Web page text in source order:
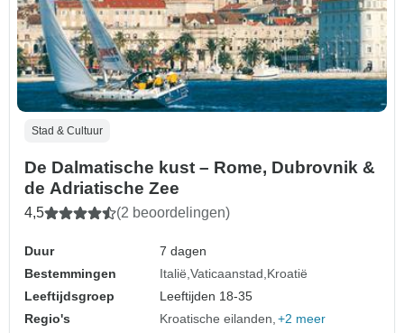
Stad & Cultuur
De Dalmatische kust – Rome, Dubrovnik &
de Adriatische Zee
4,5 (2 beoordelingen)
Duur
7 dagen
Bestemmingen
Italië Vaticaanstad Kroatië
Leeftijdsgroep
Leeftijden 18-35
Regio's
Kroatische eilanden +2 meer